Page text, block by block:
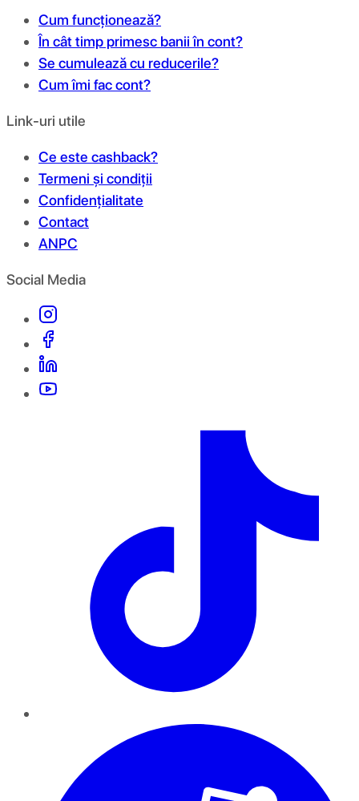
Cum funcționează?
În cât timp primesc banii în cont?
Se cumulează cu reducerile?
Cum îmi fac cont?
Link-uri utile
Ce este cashback?
Termeni și condiții
Confidențialitate
Contact
ANPC
Social Media